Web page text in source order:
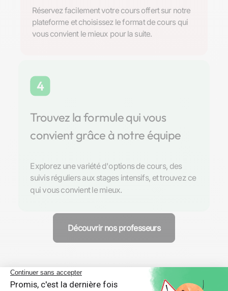
Réservez facilement votre cours offert sur notre
plateforme et choisissez le format de cours qui
vous convient le mieux pour la suite.
4
Trouvez la formule qui vous
convient grâce à notre équipe
Explorez une variété d'options de cours, des
suivis réguliers aux stages intensifs, et trouvez ce
qui vous convient le mieux.
Découvrir nos professeurs